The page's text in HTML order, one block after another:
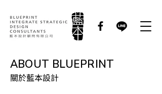
ABOUT BLUEPRINT
​關於藍本設計